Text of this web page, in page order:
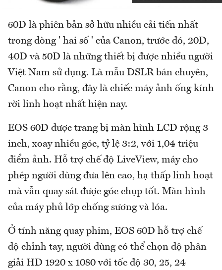
60D là phiên bản sở hữu nhiều cải tiến nhất
trong dòng ' hai số ' của Canon, trước đó, 20D,
40D và 50D là những thiết bị được nhiều người
Việt Nam sử dụng. Là mẫu DSLR bán chuyên,
Canon cho rằng, đây là chiếc máy ảnh ống kính
rời linh hoạt nhất hiện nay.
EOS 60D được trang bị màn hình LCD rộng 3
inch, xoay nhiều góc, tỷ lệ 3:2, với 1,04 triệu
điểm ảnh. Hỗ trợ chế độ LiveView, máy cho
phép người dùng đưa lên cao, hạ thấp linh hoạt
mà vẫn quay sát được góc chụp tốt. Màn hình
của máy phủ lớp chống sương và lóa.
Ở tính năng quay phim, EOS 60D hỗ trợ chế
độ chỉnh tay, người dùng có thể chọn độ phân
giải HD 1920 x 1080 với tốc độ 30, 25, 24